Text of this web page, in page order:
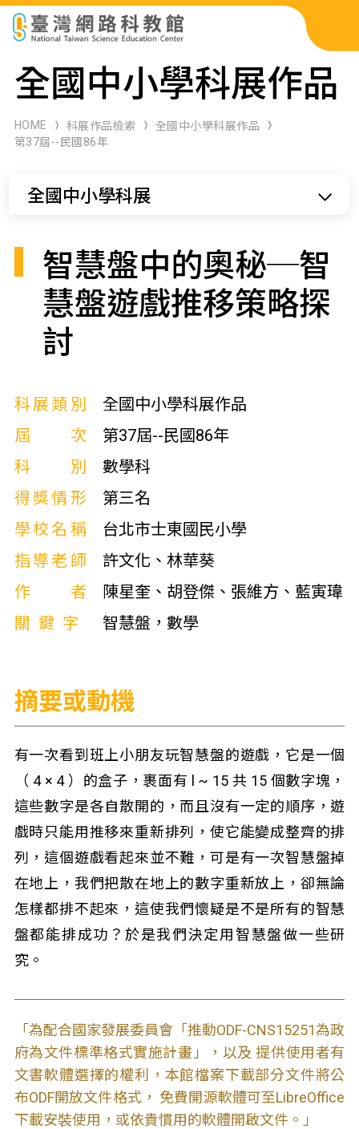
科展作品檢索
科學研習月刊
全國中小學科展作品
HOME 科展作品檢索
全國中小學科展作品
第37屆--民國86年
全國中小學科展
智慧盤中的奧秘─智
慧盤遊戲推移策略探
討
科展類別
全國中小學科展作品
屆次
第37屆--民國86年
科別
數學科
得獎情形
第三名
學校名稱
台北市士東國民小學
指導老師
許文化、林華葵
作者
陳星奎、胡登傑、張維方、藍寅瑋
關鍵字
智慧盤，數學
摘要或動機
有一次看到班上小朋友玩智慧盤的遊戲，它是一個
（ 4 × 4 ）的盒子，裹面有 l ~ 15 共 15 個數字塊，
這些數字是各自散開的，而且沒有一定的順序，遊
戲時只能用推移來重新排列，使它能變成整齊的排
列，這個遊戲看起來並不難，可是有一次智慧盤掉
在地上，我們把散在地上的數字重新放上，卻無論
怎樣都排不起來，這使我們懷疑是不是所有的智慧
盤都能排成功？於是我們決定用智慧盤做一些研
究。
「為配合國家發展委員會「推動ODF-CNS15251為政
府為文件標準格式實施計畫」，以及 提供使用者有
文書軟體選擇的權利，本館檔案下載部分文件將公
布ODF開放文件格式， 免費開源軟體可至LibreOffice
下載安裝使用，或依貴慣用的軟體開啟文件。」